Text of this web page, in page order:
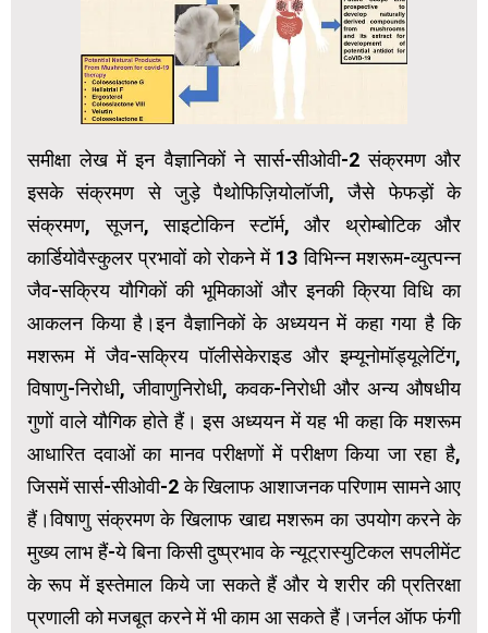
समीक्षा लेख में इन वैज्ञानिकों ने सार्स-सीओवी-2 संक्रमण और
इसके संक्रमण से जुड़े पैथोफिज़ियोलॉजी, जैसे फेफड़ों के
संक्रमण, सूजन, साइटोकिन स्टॉर्म, और थ्रोम्बोटिक और
कार्डियोवैस्कुलर प्रभावों को रोकने में 13 विभिन्न मशरूम-व्युत्पन्न
जैव-सक्रिय यौगिकों की भूमिकाओं और इनकी क्रिया विधि का
आकलन किया है।इन वैज्ञानिकों के अध्ययन में कहा गया है कि
मशरूम में जैव-सक्रिय पॉलीसेकेराइड और इम्यूनोमॉड्यूलेटिंग,
विषाणु-निरोधी, जीवाणुनिरोधी, कवक-निरोधी और अन्य औषधीय
गुणों वाले यौगिक होते हैं। इस अध्‍ययन में यह भी कहा कि मशरूम
आधारित दवाओं का मानव परीक्षणों में परीक्षण किया जा रहा है,
जिसमें सार्स-सीओवी-2 के खिलाफ आशाजनक परिणाम सामने आए
हैं।विषाणु संक्रमण के खिलाफ खाद्य मशरूम का उपयोग करने के
मुख्य लाभ हैं-ये बिना किसी दुष्प्रभाव के न्यूट्रास्युटिकल सपलीमेंट
के रूप में इस्तेमाल किये जा सकते हैं और ये शरीर की प्रतिरक्षा
प्रणाली को मजबूत करने में भी काम आ सकते हैं।जर्नल ऑफ फंगी